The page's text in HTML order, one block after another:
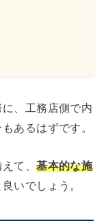
、工務店側で内
あるはずです。
えて、基本的な施
いでしょう。